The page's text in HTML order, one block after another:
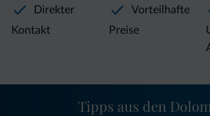
Direkter
Kontakt
Vorteilhafte
Preise
Tipps aus den